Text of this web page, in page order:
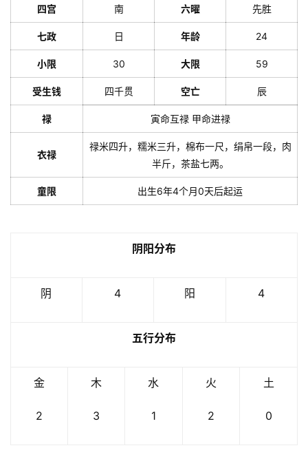
四宫 南 六曜 先胜
七政 日 年龄 24
小限 30 大限 59
受生钱 四千贯 空亡 辰
禄 寅命互禄 甲命进禄
衣禄
禄米四升，糯米三升，棉布一尺，绢帛一段，肉
半斤，茶盐七两。
童限 出生6年4个月0天后起运
阴阳分布
阴 4 阳 4
五行分布
金
2
木
3
水
1
火
2
土
0